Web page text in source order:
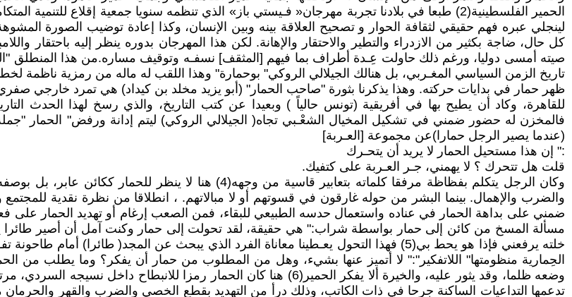
الحمير الفلسطينية(2) طبعا في بلادنا تجربة مهرجان« فـيستي باز» الذي تنظمه سنويا جمعية إقلاع
لينجلي عبره فهم حقيقي لثقافة الحوار و تصحيح العلاقة بينه وبين الإنسان، وكذا إعادة توضيب الصورة
كل حال، ضاجة بكثير من الازدراء والتطير والاحتقار والإهانة. لكن هذا المهرجان بدوره ينظر إليه
صيته أمسى دوليا، ورغم ذلك حاولت عِـدة أطراف بما فيهم [المثقف] نسفـه وتوقيف مساره.من هذا المنطلق
تاريخ الزمن السياسي المغـربي، بل هنالك الجيلالي الروكي" بوحمارة" وهذا اللقب له ماله من رمزية ناظمة
ظهر حمار في بدايات حركته. وهذا يذكرنا بثورة "صاحب الحمار" (أبو يزيد مخلد بن كيداد) هي تمرد خارجي صفري
فالمخزن له حضور ضمني في تشكيل المخيال الشعْـبي تجاه( الجيلالي الروكي) ليتم إدانة ورفض" الحمار
(عندما يصير الرجل حمارا)عن مجموعة [العـربة]
:" إن هذا مستحيل الحمار لا يريد أن يتحـرك
قلت هل تتحرك ؟ لا يهمني، جـر العـربة على كتفيك.
وكان الرجل يتكلم بفظاظة مرفقا كلماته بتعابير قاسية من
والضرب والإهمال. بينما البشر من حوله غارقون في قسوتهم أو لا مبالاتهم. ، انطلاقا من نظرة نقدية
ضمني على بداهة الحمار في عناده واستعمال حدسه الطبيعي للبقاء، فمن الصعب إرغام أو تهديد الحمار على
مسألة المسخ من كائن إلى حمار بواسطة شراب:" هي حقيقة، لقد تحولت إلى حمار وكنت آمل أن أصير طائرا
خلته يرفعني فإذا هو يحط بي(5) فهذا التحول يعـطينا معاناة الفرد الذي يبحث عن المجد(
الحِمارية منظومتها" اللاتفكير":" لا أتميز عنها بشيء، وهل من المطلوب من حمار أن يفكر؟ وما يطلب من
وضعه ظلما، وقد يثور عليه، والخيرة ألا يفكر الحمير(6) هنا كان الحمار رمزا
تدعمها التداعيات الساكنة جرحا في ذات الكاتب، وذلك درأ من التهديد بقطع الخصي والضرب والقهر والحرمان